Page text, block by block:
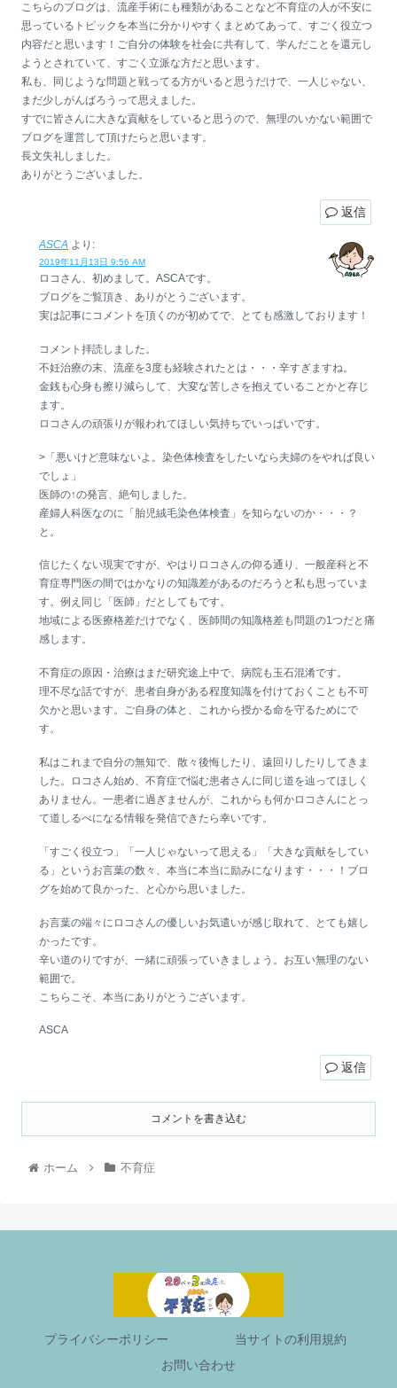
こちらのブログは、流産手術にも種類があることなど不育症の人が不安に
思っているトピックを本当に分かりやすくまとめてあって、すごく役立つ
内容だと思います！ご自分の体験を社会に共有して、学んだことを還元し
ようとされていて、すごく立派な方だと思います。
私も、同じような問題と戦ってる方がいると思うだけで、一人じゃない、
まだ少しがんばろうって思えました。
すでに皆さんに大きな貢献をしていると思うので、無理のいかない範囲で
ブログを運営して頂けたらと思います。
長文失礼しました。
ありがとうございました。
返信
ASCA より:
2019年11月13日 9:56 AM
ロコさん、初めまして。ASCAです。
ブログをご覧頂き、ありがとうございます。
実は記事にコメントを頂くのが初めてで、とても感激しております！
コメント拝読しました。
不妊治療の末、流産を3度も経験されたとは・・・辛すぎますね。
金銭も心身も擦り減らして、大変な苦しさを抱えていることかと存じ
ます。
ロコさんの頑張りが報われてほしい気持ちでいっぱいです。
>「悪いけど意味ないよ。染色体検査をしたいなら夫婦のをやれば良い
でしょ」
医師の↑の発言、絶句しました。
産婦人科医なのに「胎児絨毛染色体検査」を知らないのか・・・？
と。
信じたくない現実ですが、やはりロコさんの仰る通り、一般産科と不
育症専門医の間ではかなりの知識差があるのだろうと私も思っていま
す。例え同じ「医師」だとしてもです。
地域による医療格差だけでなく、医師間の知識格差も問題の1つだと痛
感します。
不育症の原因・治療はまだ研究途上中で、病院も玉石混淆です。
理不尽な話ですが、患者自身がある程度知識を付けておくことも不可
欠かと思います。ご自身の体と、これから授かる命を守るためにで
す。
私はこれまで自分の無知で、散々後悔したり、遠回りしたりしてきま
した。ロコさん始め、不育症で悩む患者さんに同じ道を辿ってほしく
ありません。一患者に過ぎませんが、これからも何かロコさんにとっ
て道しるべになる情報を発信できたら幸いです。
「すごく役立つ」「一人じゃないって思える」「大きな貢献をしてい
る」というお言葉の数々、本当に本当に励みになります・・・！ブロ
グを始めて良かった、と心から思いました。
お言葉の端々にロコさんの優しいお気遣いが感じ取れて、とても嬉し
かったです。
辛い道のりですが、一緒に頑張っていきましょう。お互い無理のない
範囲で。
こちらこそ、本当にありがとうございます。
ASCA
返信
コメントを書き込む
ホーム 不育症
プライバシーポリシー
当サイトの利用規約
お問い合わせ